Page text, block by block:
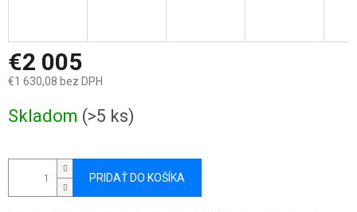
€2 005
€1 630,08 bez DPH
cena:
Skladom (>5 ks)
PRIDAŤ DO KOŠÍKA